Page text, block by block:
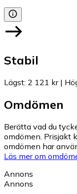
Stabil
Lägst: 2 121 kr|
Omdömen
Berätta vad du
omdömen. Prisjakt
omdömen har
Läs mer om
Annons
Annons